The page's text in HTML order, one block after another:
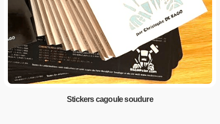
Stickers cagoule soudure